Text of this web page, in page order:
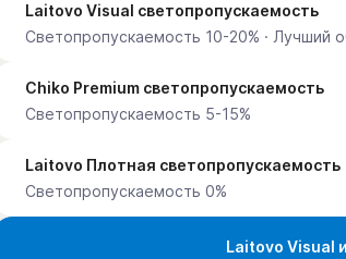
Laitovo Visual светопропускаемость
Светопропускаемость 10-20% · Лучший
Chiko Premium светопропускаемость
Светопропускаемость 5-15%
Laitovo Плотная светопропускаемость
Светопропускаемость 0%
Laitovo Visual